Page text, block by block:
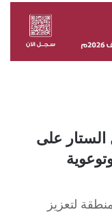
على
تجوب 17 أمانة ومنطقة لتعزيز